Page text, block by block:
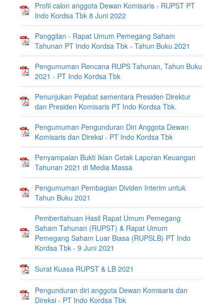
Profil calon anggota Dewan Komisaris - RUPST PT
Indo Kordsa Tbk 8 Juni 2022
Panggilan - Rapat Umum Pemegang Saham
Tahunan PT Indo Kordsa Tbk - Tahun Buku 2021
Pengumuman Rencana RUPS Tahunan, Tahun Buku
2021 - PT Indo Kordsa Tbk
Penunjukan Pejabat sementara Presiden Direktur
dan Presiden Komisaris PT Indo Kordsa Tbk.
Pengumuman Pengunduran Diri Anggota Dewan
Komisaris dan Direksi - PT Indo Kordsa Tbk
Penyampaian Bukti Iklan Cetak Laporan Keuangan
Tahunan 2021 di Media Massa
Pengumuman Pembagian Dividen Interim untuk
Tahun Buku 2021
Pemberitahuan Hasil Rapat Umum Pemegang
Saham Tahunan (RUPST) & Rapat Umum
Pemegang Saham Luar Biasa (RUPSLB) PT Indo
Kordsa Tbk - 9 Juni 2021
Surat Kuasa RUPST & LB 2021
Pengunduran diri anggota Dewan Komisaris dan
Direksi - PT Indo Kordsa Tbk